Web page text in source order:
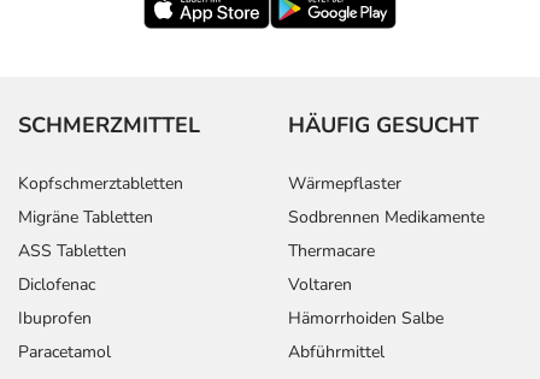
SCHMERZMITTEL
Kopfschmerztabletten
Migräne Tabletten
ASS Tabletten
Diclofenac
Ibuprofen
Paracetamol
HÄUFIG GESUCHT
Wärmepflaster
Sodbrennen Medikamente
Thermacare
Voltaren
Hämorrhoiden Salbe
Abführmittel